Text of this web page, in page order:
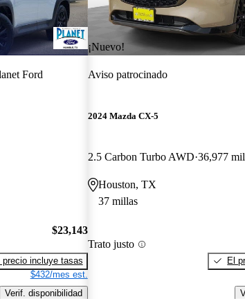
Ford
$23,143
precio incluye tasas
$432/mes est.
Verif. disponibilidad
¡Nuevo!
Aviso patrocinado
2024 Mazda CX-5
2.5 Carbon Turbo AWD 36,977
Houston, TX
37 millas
Trato justo
El